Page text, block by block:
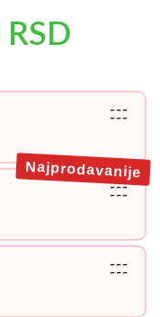
RSD
---
---
---
---
Najprodavanije
---
---